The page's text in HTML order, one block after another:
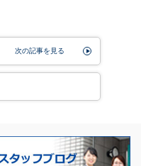
次の記事を見る